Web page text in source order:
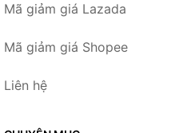
Mã giảm giá Lazada
Mã giảm giá Shopee
Liên hệ